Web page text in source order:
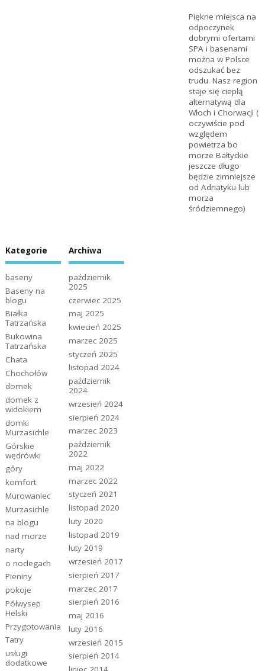
Piękne miejsca na
odpoczynek
dobrymi ofertami
SPAi basenami
można w Polsce
odszukać bez
trudu. Nasz region
staje się ciepłą
alternatywą dla
Włoch i Chorwacji (
oczywiście pod
względem
powietrza bo
morze Bałtyckie
jeszcze długo
będzie zimniejsze
od Adriatyku lub
morza
śródziemnego)
Kategorie
baseny
Baseny na
blogu
Białka
Tatrzańska
Bukowina
Tatrzańska
Chata
Chochołów
domek
domek z
widokiem
domki
Murzasichle
Górskie
wędrówki
góry
komfort
Murowaniec
Murzasichle
na blogu
nad morze
narty
o noclegach
Pieniny
pokoje
Półwysep
Helski
Przygotowania
Tatry
usługi
dodatkowe
Archiwa
październik
2025
czerwiec 2025
maj 2025
kwiecień 2025
marzec 2025
styczeń 2025
listopad 2024
październik
2024
wrzesień 2024
sierpień 2024
marzec 2023
październik
2022
maj 2022
marzec 2022
styczeń 2021
listopad 2020
luty 2020
listopad 2019
luty 2019
wrzesień 2017
sierpień 2017
marzec 2017
sierpień 2016
maj 2016
luty 2016
wrzesień 2015
sierpień 2014